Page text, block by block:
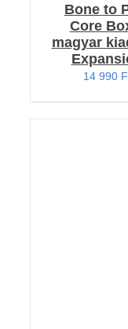
Bone to
Core
magyar
14 990